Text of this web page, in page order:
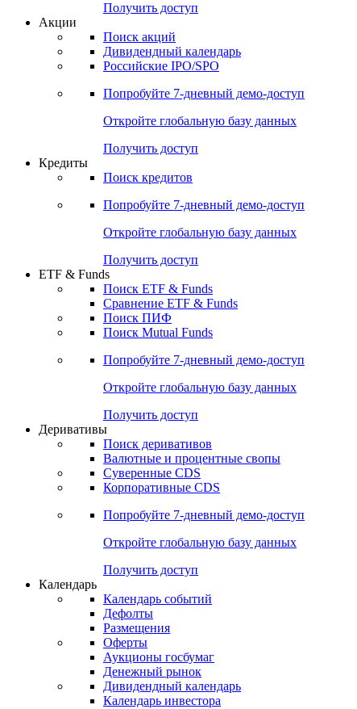
Получить доступ
Акции
Поиск акций
Дивидендный календарь
Российские IPO/SPO
Попробуйте 7-дневный демо-доступ
Откройте глобальную базу данных
Получить доступ
Кредиты
Поиск кредитов
Попробуйте 7-дневный демо-доступ
Откройте глобальную базу данных
Получить доступ
ETF & Funds
Поиск ETF & Funds
Сравнение ETF & Funds
Поиск ПИФ
Поиск Mutual Funds
Попробуйте 7-дневный демо-доступ
Откройте глобальную базу данных
Получить доступ
Деривативы
Поиск деривативов
Валютные и процентные свопы
Суверенные CDS
Корпоративные CDS
Попробуйте 7-дневный демо-доступ
Откройте глобальную базу данных
Получить доступ
Календарь
Календарь событий
Дефолты
Размещения
Оферты
Аукционы госбумаг
Денежный рынок
Дивидендный календарь
Календарь инвестора